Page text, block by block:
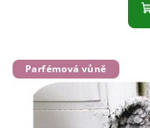
Parfémová vůně